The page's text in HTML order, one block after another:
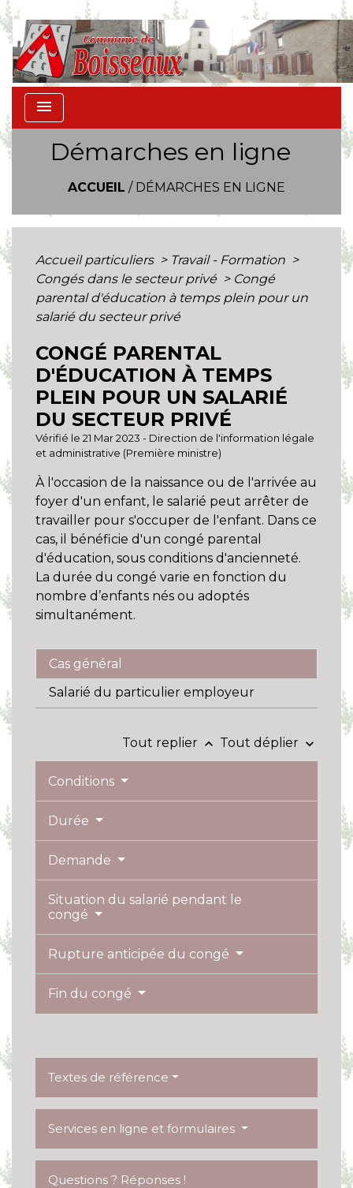
menu
Démarches en ligne
ACCUEIL / DÉMARCHES EN LIGNE
Accueil particuliers > Travail - Formation >
Congés dans le secteur privé > Congé
parental d'éducation à temps plein pour un
salarié du secteur privé
CONGÉ PARENTAL
D'ÉDUCATION À TEMPS
PLEIN POUR UN SALARIÉ
DU SECTEUR PRIVÉ
Vérifié le 21 Mar 2023 - Direction de l'information légale
et administrative (Première ministre)
À l'occasion de la naissance ou de l'arrivée au
foyer d'un enfant, le salarié peut arrêter de
travailler pour s'occuper de l'enfant. Dans ce
cas, il bénéficie d'un congé parental
d'éducation, sous conditions d'ancienneté.
La durée du congé varie en fonction du
nombre d’enfants nés ou adoptés
simultanément.
Cas général
Salarié du particulier employeur
Tout replier keyboard_arrow_up Tout déplier keyboard_arrow_down
Conditions
Durée
Demande
Situation du salarié pendant le
congé
Rupture anticipée du congé
Fin du congé
Textes de référence
Services en ligne et formulaires
Questions ? Réponses !